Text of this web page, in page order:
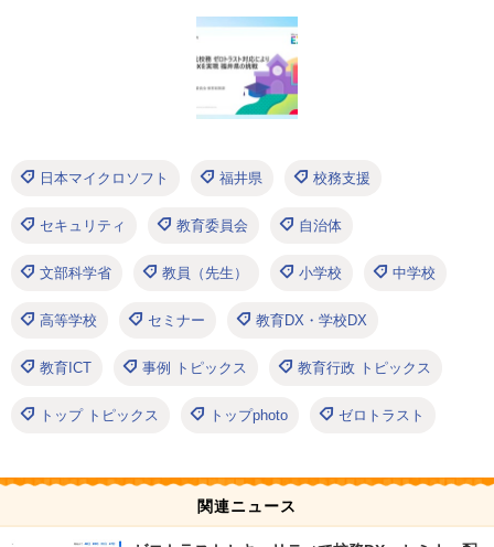
日本マイクロソフト 福井県 校務支援
セキュリティ 教育委員会 自治体
文部科学省 教員（先生） 小学校 中学校
高等学校 セミナー 教育DX・学校DX
教育ICT 事例 トピックス 教育行政 トピックス
トップ トピックス トップphoto ゼロトラスト
関連ニュース